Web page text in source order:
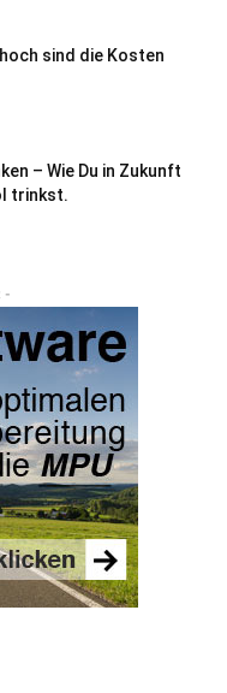
sind die Kosten
– Wie Du in Zukunft
trinkst.
-